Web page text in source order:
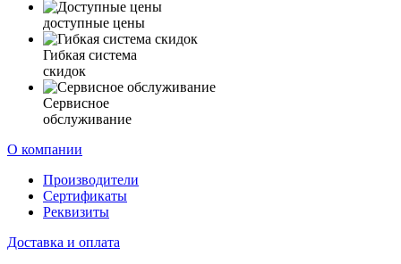
доступные цены
Гибкая система
скидок
Сервисное
обслуживание
О компании
Производители
Сертификаты
Реквизиты
Доставка и оплата